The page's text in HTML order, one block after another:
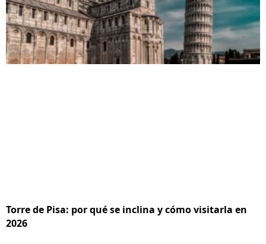
Torre de Pisa: por qué se inclina y cómo visitarla en
2026